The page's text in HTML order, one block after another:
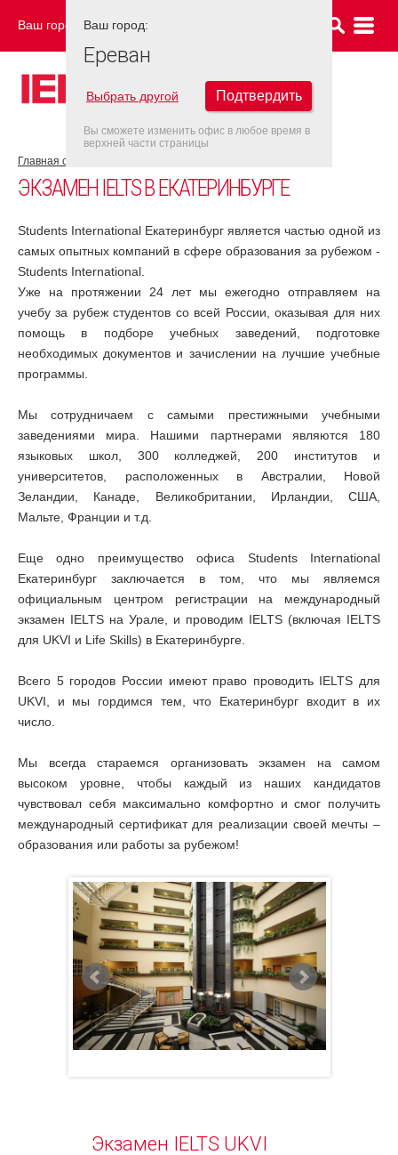
Ваш город: ЕРЕВАН
Главная страница
ЭКЗАМЕН IELTS В ЕКАТЕРИНБУРГЕ
Students International Екатеринбург является частью одной из
самых опытных компаний в сфере образования за рубежом -
Students International.
Уже на протяжении 24 лет мы ежегодно отправляем на
учебу за рубеж студентов со всей России, оказывая для них
помощь в подборе учебных заведений, подготовке
необходимых документов и зачислении на лучшие учебные
программы.
Мы сотрудничаем с самыми престижными учебными
заведениями мира. Нашими партнерами являются 180
языковых школ, 300 колледжей, 200 институтов и
университетов, расположенных в Австралии, Новой
Зеландии, Канаде, Великобритании, Ирландии, США,
Мальте, Франции и т.д.
Еще одно преимущество офиса Students International
Екатеринбург заключается в том, что мы являемся
официальным центром регистрации на международный
экзамен IELTS на Урале, и проводим IELTS (включая IELTS
для UKVI и Life Skills) в Екатеринбурге.
Всего 5 городов России имеют право проводить IELTS для
UKVI, и мы гордимся тем, что Екатеринбург входит в их
число.
Мы всегда стараемся организовать экзамен на самом
высоком уровне, чтобы каждый из наших кандидатов
чувствовал себя максимально комфортно и смог получить
международный сертификат для реализации своей мечты –
образования или работы за рубежом!
Экзамен IELTS UKVI
Ваш город:
Ереван
Выбрать другой Подтвердить
Вы сможете изменить офис в любое время в
верхней части страницы